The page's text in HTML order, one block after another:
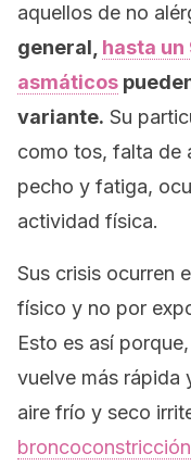
aquellos de no
general, hasta
asmáticos
variante. Su
como tos, falta de
pecho y fatiga,
actividad física.
Sus crisis ocurren
físico y no por
Esto es así
vuelve más rápida
aire frío y seco
broncoconstricción